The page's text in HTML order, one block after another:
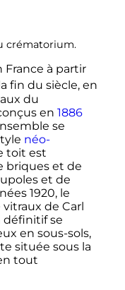
crématorium.
France à partir
fin du siècle, en
du
en 1886
se
néo-
toit est
briques et de
et de
1920, le
de Carl
définitif se
en sous-sols,
située sous la
tout